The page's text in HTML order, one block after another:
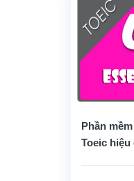
Phần
Toeic hiệu